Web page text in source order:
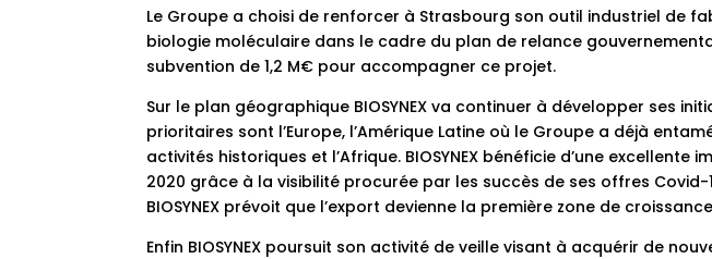
Le Groupe a choisi de renforcer à Strasbourg son outil industriel de
biologie moléculaire dans le cadre du plan de relance
subvention de 1,2 M€ pour accompagner ce projet.
Sur le plan géographique BIOSYNEX va continuer à développer ses
prioritaires sont l’Europe, l’Amérique Latine où le Groupe a déjà
activités historiques et l’Afrique. BIOSYNEX bénéficie d’une excellente
2020 grâce à la visibilité procurée par les succès de ses offres Covid-
BIOSYNEX prévoit que l’export devienne la première zone de
Enfin BIOSYNEX poursuit son activité de veille visant à acquérir de